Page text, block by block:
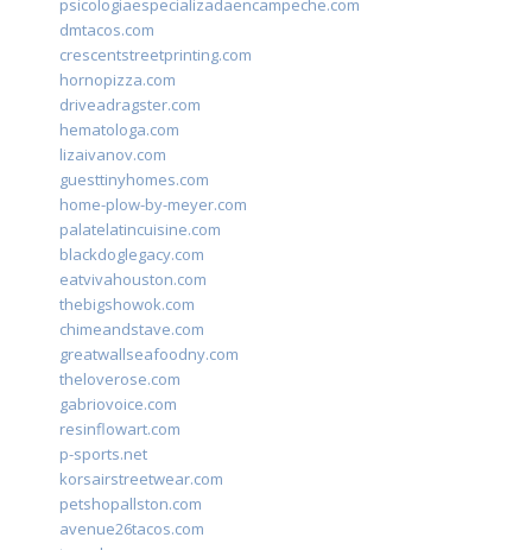
psicologiaespecializadaencampeche.com
dmtacos.com
crescentstreetprinting.com
hornopizza.com
driveadragster.com
hematologa.com
lizaivanov.com
guesttinyhomes.com
home-plow-by-meyer.com
palatelatincuisine.com
blackdoglegacy.com
eatvivahouston.com
thebigshowok.com
chimeandstave.com
greatwallseafoodny.com
theloverose.com
gabriovoice.com
resinflowart.com
p-sports.net
korsairstreetwear.com
petshopallston.com
avenue26tacos.com